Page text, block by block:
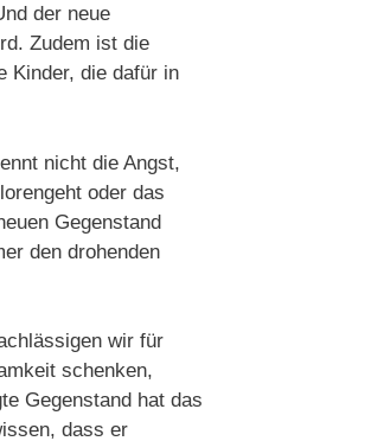
der neue
Zudem ist die
Kinder, die dafür in
nicht die Angst,
oder das
Gegenstand
den drohenden
wir für
schenken,
Gegenstand hat das
dass er